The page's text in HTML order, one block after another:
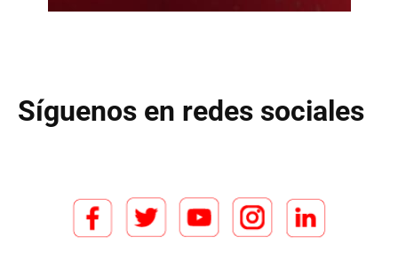
Síguenos en redes sociales